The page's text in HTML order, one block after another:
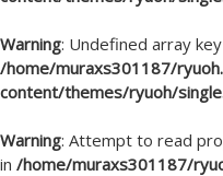
Warning: Undefined array
/home/muraxs301187/
content/themes/ryuoh/
Warning: Attempt to read
in /home/muraxs301187/